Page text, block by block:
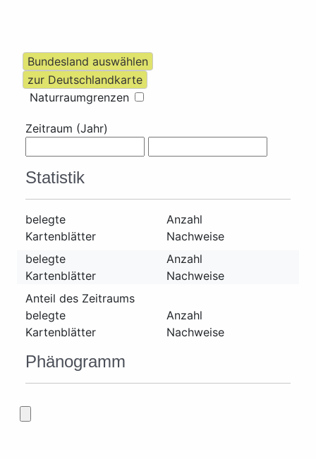
Naturraumgrenzen
Zeitraum (Jahr)
Statistik
belegte
Kartenblätter
Anzahl
Nachweise
belegte
Kartenblätter
Anzahl
Nachweise
Anteil des Zeitraums
belegte
Kartenblätter
Anzahl
Nachweise
Phänogramm